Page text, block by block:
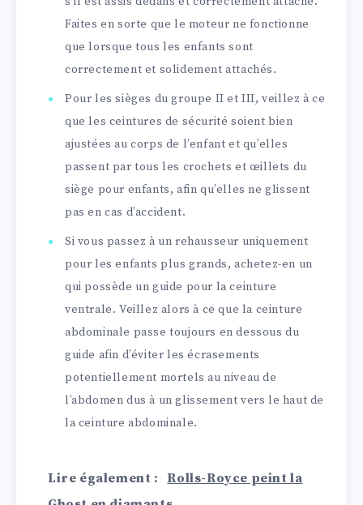
Faites en sorte que le moteur ne fonctionne
que lorsque tous les enfants sont
correctement et solidement attachés.
Pour les sièges du groupe II et III, veillez à ce
que les ceintures de sécurité soient bien
ajustées au corps de l’enfant et qu’elles
passent par tous les crochets et œillets du
siège pour enfants, afin qu’elles ne glissent
pas en cas d’accident.
Si vous passez à un rehausseur uniquement
pour les enfants plus grands, achetez-en un
qui possède un guide pour la ceinture
ventrale. Veillez alors à ce que la ceinture
abdominale passe toujours en dessous du
guide afin d’éviter les écrasements
potentiellement mortels au niveau de
l’abdomen dus à un glissement vers le haut de
la ceinture abdominale.
Lire également :
Rolls-Royce peint la